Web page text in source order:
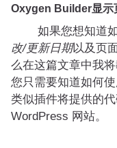
Oxygen Builder显示
如果您想知道如
改/更新日期以及页
么在这篇文章中我
您只需要知道如何
类似插件将提供的
WordPress 网站。